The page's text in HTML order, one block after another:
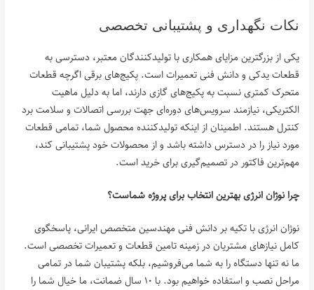
نکات نگهداری و پشتیبانی تخصصی
یکی از بزرگترین مزایای همکاری با تولیدکنندگان معتبر، دسترسی به
قطعات یدکی و دانش فنی تعمیرات است. پکیج‌های برقی اگرچه قطعات
متحرک کمتری نسبت به پکیج‌های گازی دارند، اما به دلیل ماهیت
الکتریکی، نیازمند سرویس‌های دوره‌ای جهت بررسی اتصالات و سلامت برد
کنترل هستند. اطمینان از اینکه تولیدکننده محصول شما، تمامی قطعات
مورد نیاز را در دسترس داشته باشد و از محصولات خود پشتیبانی کند،
مهم‌ترین فاکتور در تصمیم‌گیری برای خرید است.
چرا نوژان انرژی بهترین انتخاب برای پروژه شماست؟
نوژان انرژی با تکیه بر دانش فنی مهندسین متخصص ایرانی، پاسخگوی
کامل نیازهای مشتریان در زمینه تامین قطعات و تعمیرات تخصصی است.
ما نه تنها دستگاه را به شما می‌فروشیم، بلکه پشتیبان شما در تمامی
مراحل نصب و استفاده خواهیم بود. با ۱۰ سال ضمانت، ما خیال شما را